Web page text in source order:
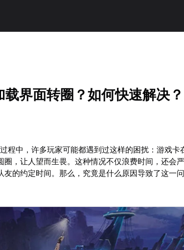
界面转圈？如何快速解决？
程中，许多玩家可能都遇到过这样的困扰：游戏卡
圈，让人望而生畏。这种情况不仅浪费时间，还会
友的约定时间。那么，究竟是什么原因导致了这一